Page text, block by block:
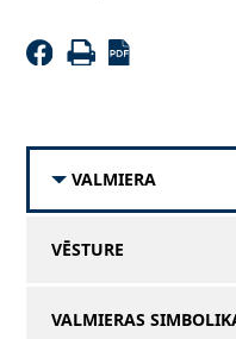
VALMIERA
VĒSTURE
VALMIERAS